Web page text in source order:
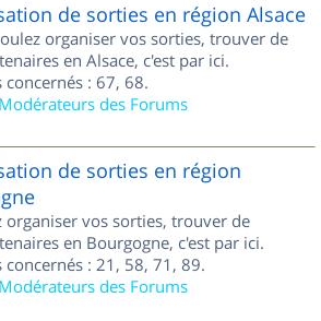
de sorties en région Alsace
organiser vos sorties, trouver de
en Alsace, c'est par ici.
: 67, 68.
Modérateurs des Forums
de sorties en région
organiser vos sorties, trouver de
en Bourgogne, c'est par ici.
concernés : 21, 58, 71, 89.
Modérateurs des Forums